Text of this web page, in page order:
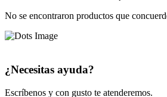
No se encontraron productos que
¿Necesitas ayuda?
Escríbenos y con gusto te atenderemos.